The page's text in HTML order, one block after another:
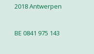
2018Antwerpen
BE 0841 975 143